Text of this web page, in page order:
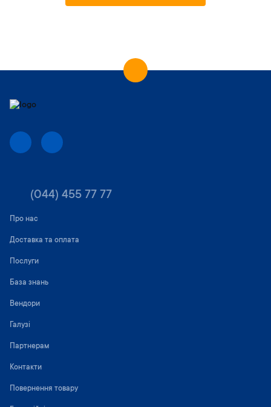
(044) 455 77 77
Про нас
Доставка та оплата
Послуги
База знань
Вендори
Галузі
Партнерам
Контакти
Повернення товару